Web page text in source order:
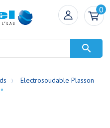
0

Electrosoudable Plasson